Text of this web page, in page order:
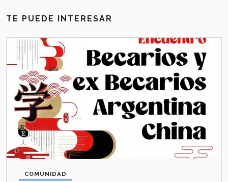
TE PUEDE INTERESAR
COMUNIDAD